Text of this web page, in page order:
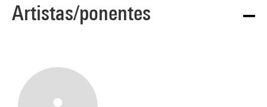
performances, publications dans des revues et magazines,
correspondances, maquettes de livres.
amicale, collection d'imprimés et de cartes postales,
photographies de jeunesse...
Une partie de la bibliothèque de Guy de Cointet complète
Artistas/ponentes